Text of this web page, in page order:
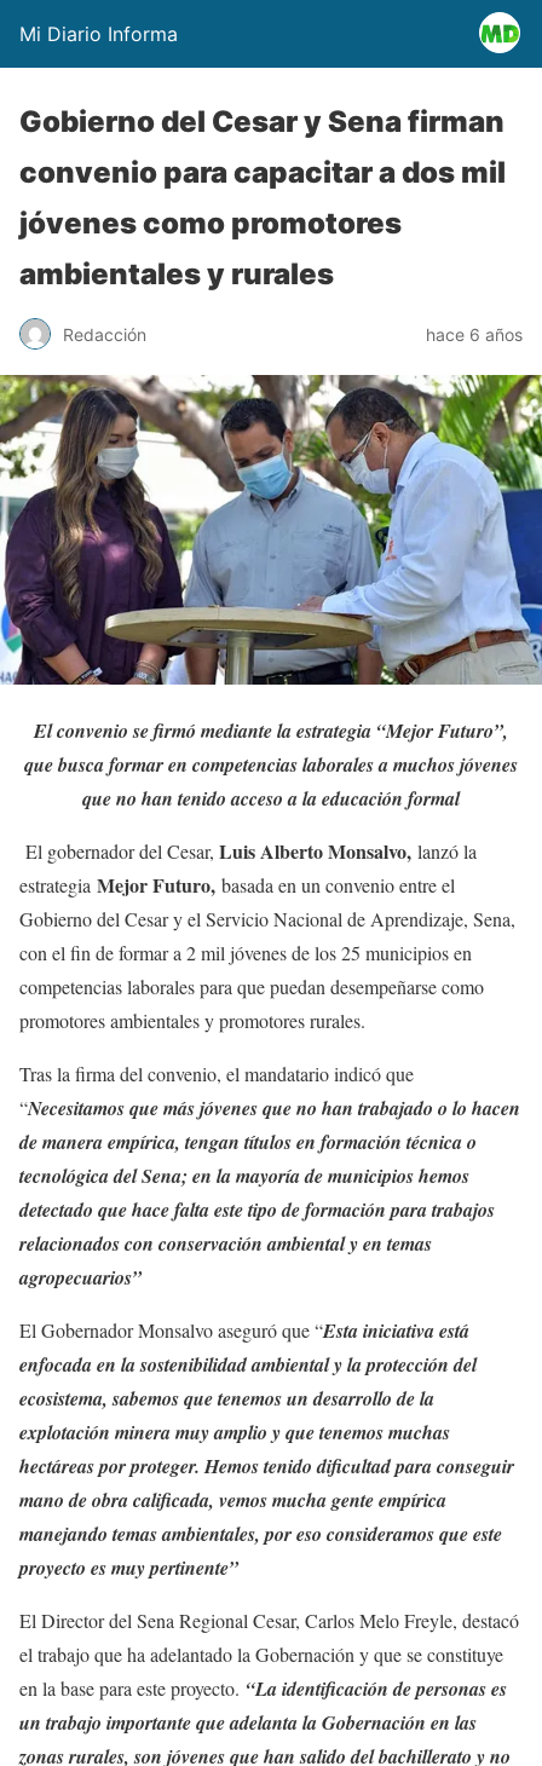
Mi Diario Informa
Gobierno del Cesar y Sena firman
convenio para capacitar a dos mil
jóvenes como promotores
ambientales y rurales
Redacción hace 6 años
El convenio se firmó mediante la estrategia “Mejor Futuro”,
que busca formar en competencias laborales a muchos jóvenes
que no han tenido acceso a la educación formal
El gobernador del Cesar, Luis Alberto Monsalvo, lanzó la
estrategia Mejor Futuro, basada en un convenio entre el
Gobierno del Cesar y el Servicio Nacional de Aprendizaje, Sena,
con el fin de formar a 2 mil jóvenes de los 25 municipios en
competencias laborales para que puedan desempeñarse como
promotores ambientales y promotores rurales.
Tras la firma del convenio, el mandatario indicó que
“Necesitamos que más jóvenes que no han trabajado o lo hacen
de manera empírica, tengan títulos en formación técnica o
tecnológica del Sena; en la mayoría de municipios hemos
detectado que hace falta este tipo de formación para trabajos
relacionados con conservación ambiental y en temas
agropecuarios”
El Gobernador Monsalvo aseguró que “Esta iniciativa está
enfocada en la sostenibilidad ambiental y la protección del
ecosistema, sabemos que tenemos un desarrollo de la
explotación minera muy amplio y que tenemos muchas
hectáreas por proteger. Hemos tenido dificultad para conseguir
mano de obra calificada, vemos mucha gente empírica
manejando temas ambientales, por eso consideramos que este
proyecto es muy pertinente”
El Director del Sena Regional Cesar, Carlos Melo Freyle, destacó
el trabajo que ha adelantado la Gobernación y que se constituye
en la base para este proyecto. “La identificación de personas es
un trabajo importante que adelanta la Gobernación en las
zonas rurales, son jóvenes que han salido del bachillerato y no